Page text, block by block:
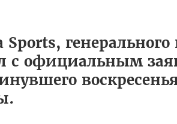
генерального
с официальным